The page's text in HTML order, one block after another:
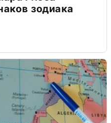
зодиака